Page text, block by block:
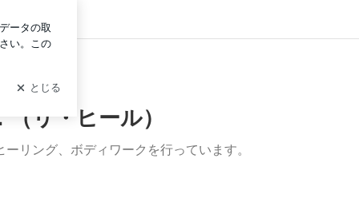
リ・ヒール）
リング、ボディワークを行っています。